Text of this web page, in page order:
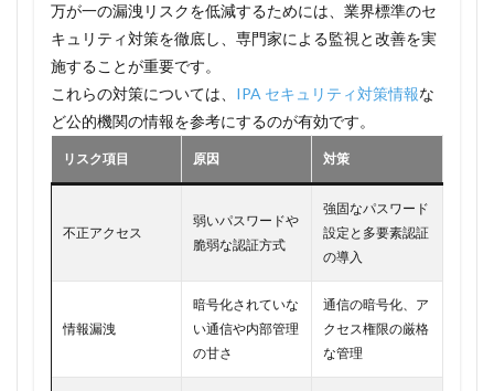
万が一の漏洩リスクを低減するためには、業界標準のセ
キュリティ対策を徹底し、専門家による監視と改善を実
施することが重要です。
これらの対策については、 IPA セキュリティ対策情報な
ど公的機関の情報を参考にするのが有効です。
リスク項目 原因 対策
不正アクセス
弱いパスワードや
脆弱な認証方式
強固なパスワード
設定と多要素認証
の導入
情報漏洩
暗号化されていな
い通信や内部管理
の甘さ
通信の暗号化、ア
クセス権限の厳格
な管理